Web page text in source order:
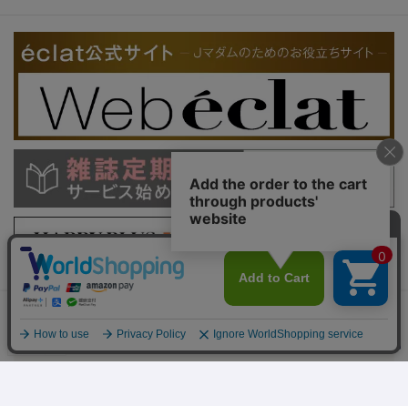
閲覧中の商品
￥10,450（税込） （50％OFF） カートに入れる